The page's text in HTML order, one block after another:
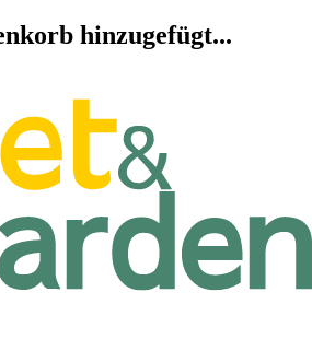
hinzugefügt...